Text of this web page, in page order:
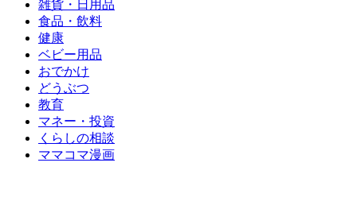
雑貨・日用品
食品・飲料
健康
ベビー用品
おでかけ
どうぶつ
教育
マネー・投資
くらしの相談
ママコマ漫画